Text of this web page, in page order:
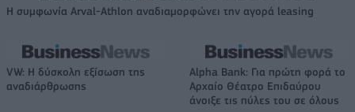
Η συμφωνία Arval-Athlon αναδιαμορφώνει την αγορά leasing
VW: Η δύσκολη εξίσωση της
αναδιάρθρωσης
Alpha Bank: Για πρώτη φορά το
Αρχαίο Θέατρο Επιδαύρου
άνοιξε τις πύλες του σε όλους